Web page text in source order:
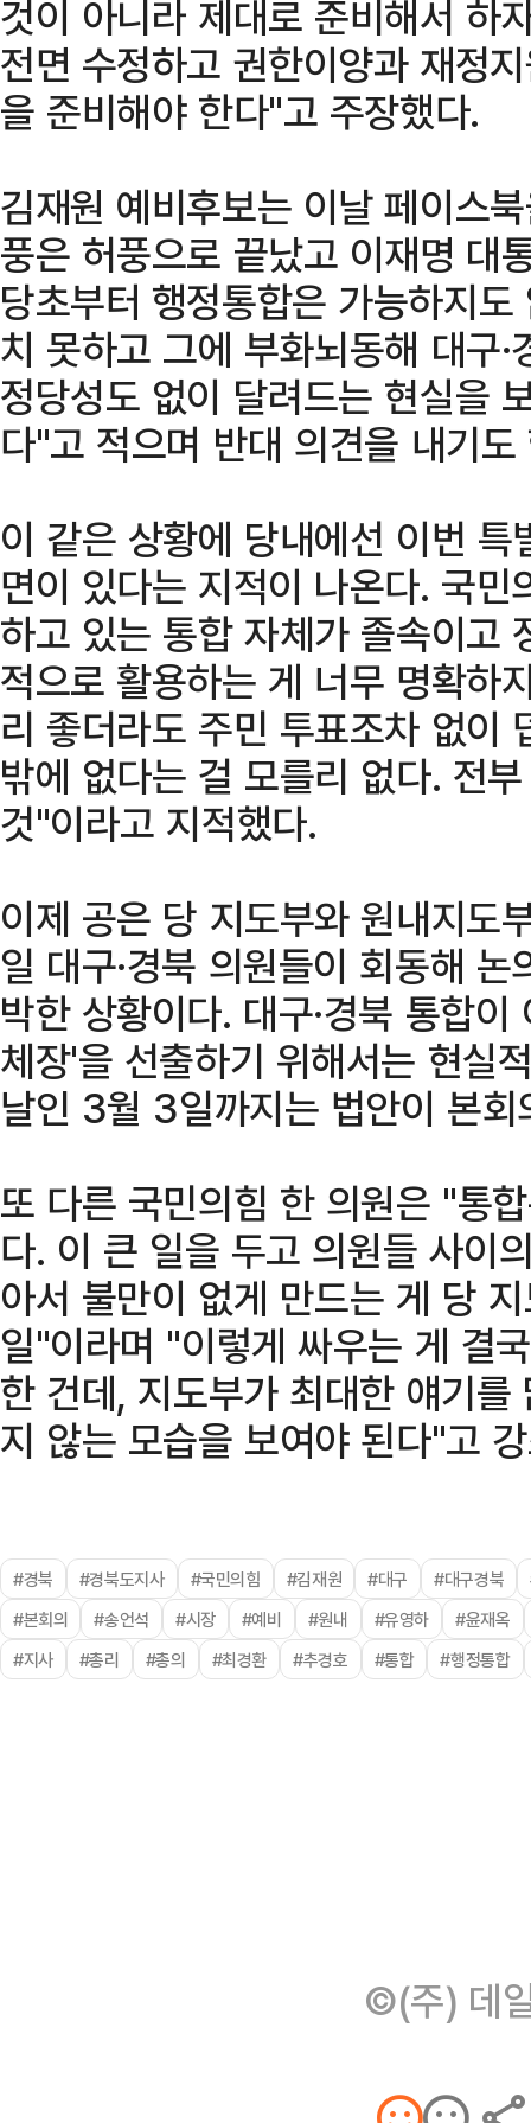
것이 아니라 제대로 준비해서 하
전면 수정하고 권한이양과 재정
을 준비해야 한다"고 주장했다.
김재원 예비후보는 이날 페이스
풍은 허풍으로 끝났고 이재명 대
당초부터 행정통합은 가능하지
치 못하고 그에 부화뇌동해 대구
정당성도 없이 달려드는 현실을
다"고 적으며 반대 의견을 내기도
이 같은 상황에 당내에선 이번
면이 있다는 지적이 나온다. 국
하고 있는 통합 자체가 졸속이고
적으로 활용하는 게 너무 명확하
리 좋더라도 주민 투표조차 없이
밖에 없다는 걸 모를리 없다. 전
것"이라고 지적했다.
이제 공은 당 지도부와 원내지도
일 대구·경북 의원들이 회동해
박한 상황이다. 대구·경북 통합
체장'을 선출하기 위해서는 현실
날인 3월 3일까지는 법안이 본
또 다른 국민의힘 한 의원은 "통
다. 이 큰 일을 두고 의원들 사이
아서 불만이 없게 만드는 게 당
일"이라며 "이렇게 싸우는 게 결
한 건데, 지도부가 최대한 얘기
지 않는 모습을 보여야 된다"고
#경북 #경북도지사 #국민의힘 #김재원 #대구 #대구경북
#본회의
#송언석 #시장 #예비 #원내 #유영하
#윤재옥
#지사
#총리 #총의 #최경환 #추경호 #통합 #행정통합
©(주) 데